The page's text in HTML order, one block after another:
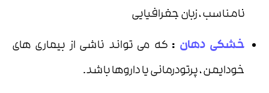
نامناسب ، زبان جغرافیایی
خشکی دهان : که می تواند ناشی از بیماری های
خودایمن ، پرتودرمانی یا داروها باشد.